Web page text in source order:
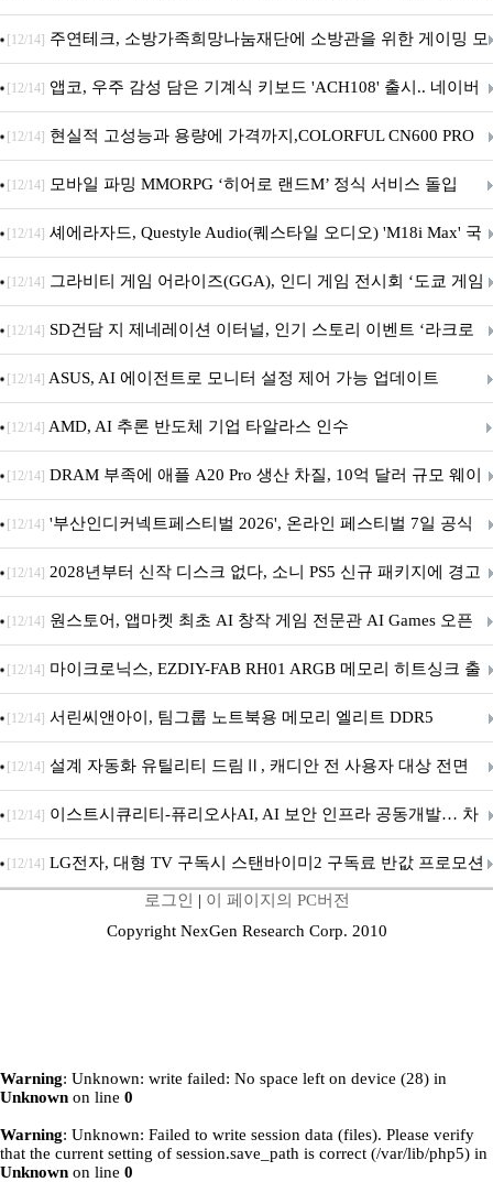
픈
[12/14] 주연테크, 소방가족희망나눔재단에 소방관을 위한 게이밍 모
니터·스마트 펫 침대 기부
[12/14] 앱코, 우주 감성 담은 기계식 키보드 'ACH108' 출시.. 네이버
브랜드데이 기획전 진행
[12/14] 현실적 고성능과 용량에 가격까지,COLORFUL CN600 PRO
M.2 NVMe 디앤디컴 1TB
[12/14] 모바일 파밍 MMORPG ‘히어로 랜드M’ 정식 서비스 돌입
[12/14] 셰에라자드, Questyle Audio(퀘스타일 오디오) 'M18i Max' 국
내 정식 출시
[12/14] 그라비티 게임 어라이즈(GGA), 인디 게임 전시회 ‘도쿄 게임
던전 13’ 참가!
[12/14] SD건담 지 제네레이션 이터널, 인기 스토리 이벤트 ‘라크로
아의 용사’ 재개최 및 풍성한 기념 이벤트 실시!
[12/14] ASUS, AI 에이전트로 모니터 설정 제어 가능 업데이트
[12/14] AMD, AI 추론 반도체 기업 타알라스 인수
[12/14] DRAM 부족에 애플 A20 Pro 생산 차질, 10억 달러 규모 웨이
퍼 대기
[12/14] '부산인디커넥트페스티벌 2026', 온라인 페스티벌 7일 공식
개막... 22일간 진행
[12/14] 2028년부터 신작 디스크 없다, 소니 PS5 신규 패키지에 경고
문 추가
[12/14] 원스토어, 앱마켓 최초 AI 창작 게임 전문관 AI Games 오픈
[12/14] 마이크로닉스, EZDIY-FAB RH01 ARGB 메모리 히트싱크 출
시
[12/14] 서린씨앤아이, 팀그룹 노트북용 메모리 엘리트 DDR5
5600MHz 16GB 출시
[12/14] 설계 자동화 유틸리티 드림Ⅱ, 캐디안 전 사용자 대상 전면
무상 배포
[12/14] 이스트시큐리티-퓨리오사AI, AI 보안 인프라 공동개발… 차
세대 AI 보안 플랫폼 구축
[12/14] LG전자, 대형 TV 구독시 스탠바이미2 구독료 반값 프로모션
로그인 | 이 페이지의 PC버전
Copyright NexGen Research Corp. 2010
Warning: Unknown: write failed: No space left on device (28) in
Unknown on line 0
Warning: Unknown: Failed to write session data (files). Please verify
that the current setting of session.save_path is correct (/var/lib/php5) in
Unknown on line 0